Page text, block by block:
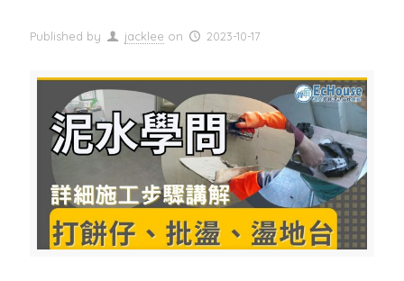
Published by jacklee on 2023-10-17